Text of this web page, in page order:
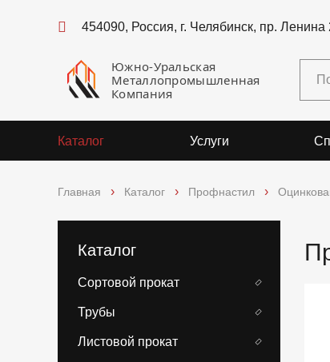
454090, Россия, г. Челябинск, пр.
Южно-Уральская
Металлопромышленная
Компания
Каталог Услуги
Главная Каталог Профнастил
Каталог
Сортовой прокат
Трубы
Листовой прокат